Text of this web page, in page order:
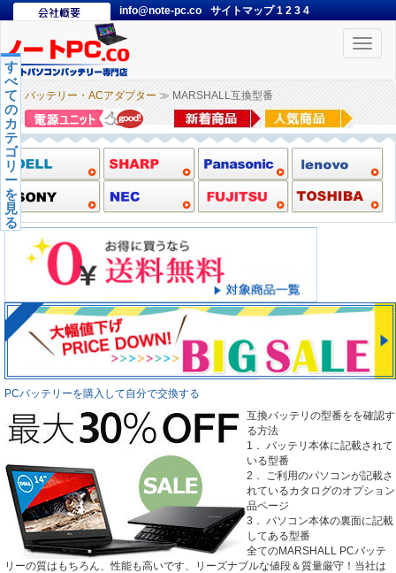
info@note-pc.co サイトマップ1 2 3 4
Toggle
バッテリー・ACアダプター ≫ MARSHALL互換型番
す
べ
て
の
カ
テ
ゴ
リ
ー
を
見
る
PCバッテリーを購入して自分で交換する
互換バッテリの型番をを確認す
る方法
1． バッテリ本体に記載されて
いる型番
2． ご利用のパソコンが記載さ
れているカタログのオプション
品ページ
3． パソコン本体の裏面に記載
してある型番
全てのMARSHALL PCバッテ
リーの質はもちろん、性能も高いです、リーズナブルな値段＆質量厳守！当社は